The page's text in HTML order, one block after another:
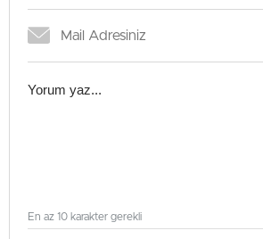
En az 10 karakter gerekli